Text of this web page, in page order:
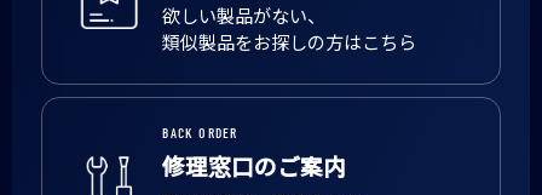
欲しい製品がない、
類似製品をお探しの方はこちら
BACK ORDER
修理窓口のご案内